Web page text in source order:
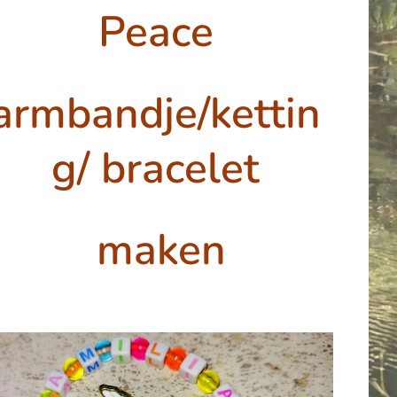
Peace
kettin
g/ bracelet
maken